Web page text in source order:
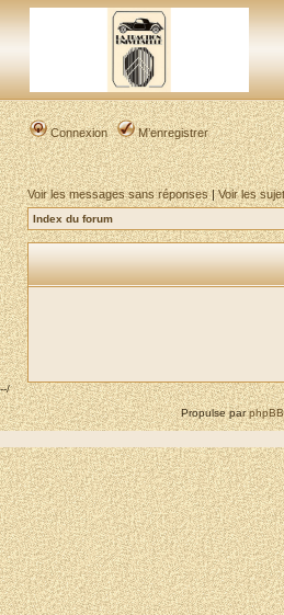
Connexion M’enregistrer
Voir les messages sans réponses|Voir les
Index du forum
--/
Propulse parphpBB